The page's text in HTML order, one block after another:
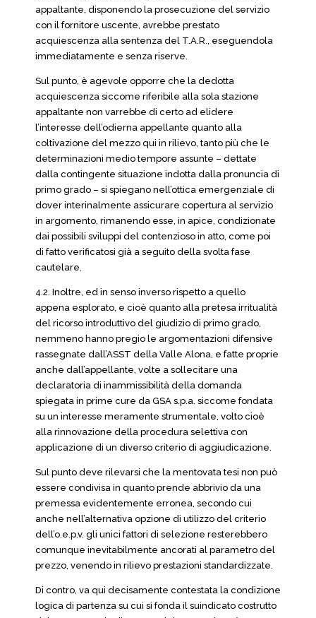
appaltante, disponendo la prosecuzione del servizio
con il fornitore uscente, avrebbe prestato
acquiescenza alla sentenza del T.A.R., eseguendola
immediatamente e senza riserve.
Sul punto, è agevole opporre che la dedotta
acquiescenza siccome riferibile alla sola stazione
appaltante non varrebbe di certo ad elidere
l’interesse dell’odierna appellante quanto alla
coltivazione del mezzo qui in rilievo, tanto più che le
determinazioni medio tempore assunte – dettate
dalla contingente situazione indotta dalla pronuncia di
primo grado – si spiegano nell’ottica emergenziale di
dover interinalmente assicurare copertura al servizio
in argomento, rimanendo esse, in apice, condizionate
dai possibili sviluppi del contenzioso in atto, come poi
di fatto verificatosi già a seguito della svolta fase
cautelare.
4.2. Inoltre, ed in senso inverso rispetto a quello
appena esplorato, e cioè quanto alla pretesa irritualità
del ricorso introduttivo del giudizio di primo grado,
nemmeno hanno pregio le argomentazioni difensive
rassegnate dall’ASST della Valle Alona, e fatte proprie
anche dall’appellante, volte a sollecitare una
declaratoria di inammissibilità della domanda
spiegata in prime cure da GSA s.p.a. siccome fondata
su un interesse meramente strumentale, volto cioè
alla rinnovazione della procedura selettiva con
applicazione di un diverso criterio di aggiudicazione.
Sul punto deve rilevarsi che la mentovata tesi non può
essere condivisa in quanto prende abbrivio da una
premessa evidentemente erronea, secondo cui
anche nell’alternativa opzione di utilizzo del criterio
dell’o.e.p.v. gli unici fattori di selezione resterebbero
comunque inevitabilmente ancorati al parametro del
prezzo, venendo in rilievo prestazioni standardizzate.
Di contro, va qui decisamente contestata la condizione
logica di partenza su cui si fonda il suindicato costrutto